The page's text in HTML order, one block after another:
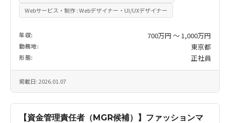
Webサービス・制作 : Webデザイナー・UI/UXデザイナー
年収: 700万円 〜 1,000万円
勤務地: 東京都
形態: 正社員
掲載日: 2026.01.07
【資金管理責任者（MGR候補）】ファッションマ